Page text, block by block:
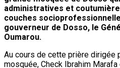
administratives et
couches
gouverneur de Dosso, le
Oumarou.
Au cours de cette prière dirigée
mosquée, Check Ibrahim